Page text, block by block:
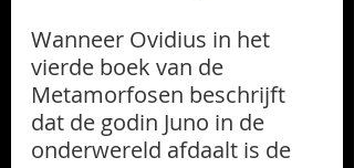
Wanneer Ovidius in het
vierde boek van de
Metamorfosen beschrijft
dat de godin Juno in de
onderwereld afdaalt is de